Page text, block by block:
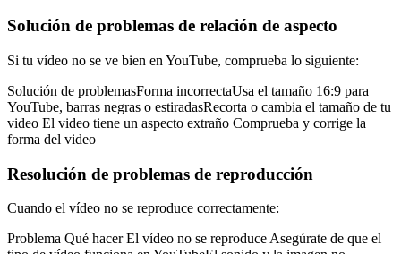
Solución de problemas de relación de aspecto
Si tu vídeo no se ve bien en YouTube, comprueba lo siguiente:
Solución de problemasForma incorrectaUsa el tamaño 16:9 para
YouTube, barras negras o estiradasRecorta o cambia el tamaño de tu
video El video tiene un aspecto extraño Comprueba y corrige la
forma del video
Resolución de problemas de reproducción
Cuando el vídeo no se reproduce correctamente:
Problema Qué hacer El vídeo no se reproduce Asegúrate de que el